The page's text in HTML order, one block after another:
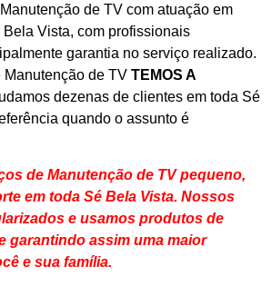
de TV com atuação em
Vista, com profissionais
garantia no serviço realizado.
de TV TEMOS A
dezenas de clientes em toda Sé
quando o assunto é
de Manutenção de TV pequeno,
em toda Sé Bela Vista. Nossos
e usamos produtos de
garantindo assim uma maior
e sua família.